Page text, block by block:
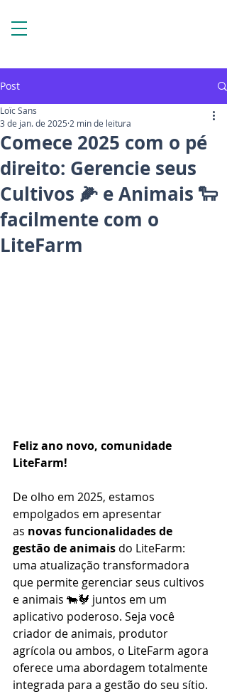
Post
Comece 2025 com o pé
direito: Gerencie seus
Cultivos 🌽 e Animais 🐑
facilmente com o
LiteFarm
Loïc Sans
3 de jan. de 2025 2 min de leitura
Feliz ano novo, comunidade
LiteFarm!
De olho em 2025, estamos
empolgados em apresentar
as novas funcionalidades de
gestão de animais do LiteFarm:
uma atualização transformadora
que permite gerenciar seus cultivos
e animais 🐄🐓 juntos em um
aplicativo poderoso. Seja você
criador de animais, produtor
agrícola ou ambos, o LiteFarm agora
oferece uma abordagem totalmente
integrada para a gestão do seu sítio.